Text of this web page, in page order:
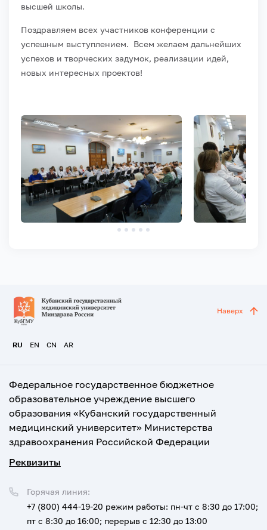
высшей школы.
Поздравляем всех участников конференции с
успешным выступлением. Всем желаем дальнейших
успехов и творческих задумок, реализации идей,
новых интересных проектов!
RU EN CN AR
Наверх
Федеральное государственное бюджетное
образовательное учреждение высшего
образования «Кубанский государственный
медицинский университет» Министерства
здравоохранения Российской Федерации
Реквизиты
Горячая линия:
+7 (800) 444-19-20 режим работы: пн-чт с 8:30 до 17:00;
пт с 8:30 до 16:00; перерыв с 12:30 до 13:00